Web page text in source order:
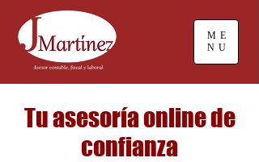
ME
NU
Tu asesoría online de
confianza